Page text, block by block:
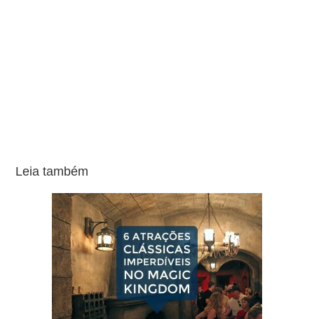
Leia também